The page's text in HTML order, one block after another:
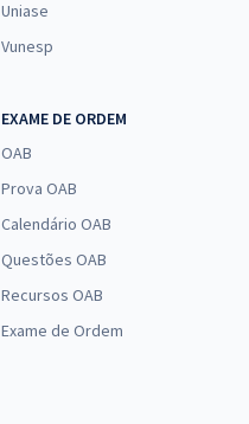
Uniase
Vunesp
EXAME DE ORDEM
OAB
Prova OAB
Calendário OAB
Questões OAB
Recursos OAB
Exame de Ordem